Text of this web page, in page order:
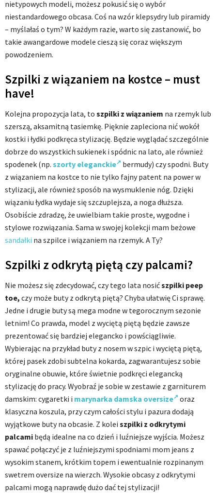
nietypowych modeli, możesz pokusić się o wybór
niestandardowego obcasa. Coś na wzór klepsydry lub piramidy
– myślałaś o tym? W każdym razie, warto się zastanowić, bo
takie awangardowe modele cieszą się coraz większym
powodzeniem.
Szpilki z wiązaniem na kostce – must
have!
Kolejna propozycja lata, to szpilki z wiązaniem na rzemyk lub
szerszą, aksamitną tasiemkę. Pięknie zapleciona nić wokół
kostki i łydki podkręca stylizację. Będzie wyglądać szczególnie
dobrze do wszystkich sukienek i spódnic na lato, ale również
spodenek (np. szorty eleganckie
bermudy) czy spodni. Buty
z wiązaniem na kostce to nie tylko fajny patent na power w
stylizacji, ale również sposób na wysmuklenie nóg. Dzięki
wiązaniu łydka wydaje się szczuplejsza, a noga dłuższa.
Osobiście zdradzę, że uwielbiam takie proste, wygodne i
stylowe rozwiązania. Sama w swojej kolekcji mam beżowe
sandałki na szpilce i wiązaniem na rzemyk. A Ty?
Szpilki z odkrytą piętą czy palcami?
Nie możesz się zdecydować, czy tego lata nosićszpilki peep
toe, czy może buty z odkrytą piętą? Chyba ułatwię Ci sprawę.
Jedne i drugie buty są mega modne w tegorocznym sezonie
letnim! Co prawda, model z wyciętą piętą będzie zawsze
prezentować się bardziej elegancko i powściągliwie.
Wybierając na przykład buty z nosem w szpic i wyciętą piętą,
której pasek zdobi subtelna kokarda, zagwarantujesz sobie
oryginalne obuwie, które świetnie podkręci elegancką
stylizację do pracy. Wyobraź je sobie w zestawie z garniturem
damskim: cygaretki i marynarka damska oversize
oraz
klasyczna koszula, przy czym całości stylu i pazura dodają
wyjątkowe buty na obcasie. Z kolei szpilki z odkrytymi
palcami będą idealne na co dzień i luźniejsze wyjścia. Możesz
spawać połączyć je z luźniejszymi spodniami mom jeans z
wysokim stanem, krótkim topem i ewentualnie rozpinanym
swetrem oversize na wierzch. Wysokie obcasy z odkrytymi
palcami mogą naprawdę dużo dać tej stylizacji!